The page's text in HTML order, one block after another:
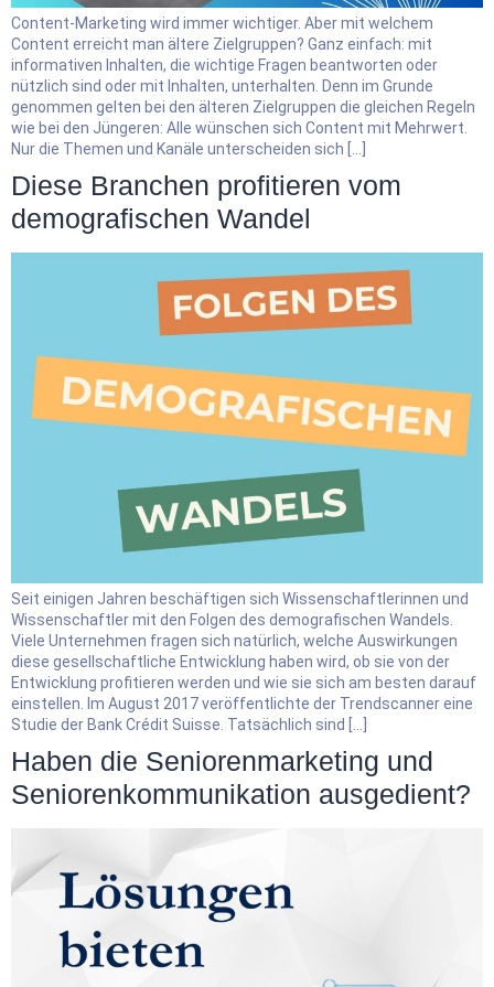
Content-Marketing wird immer wichtiger. Aber mit welchem
Content erreicht man ältere Zielgruppen? Ganz einfach: mit
informativen Inhalten, die wichtige Fragen beantworten oder
nützlich sind oder mit Inhalten, unterhalten. Denn im Grunde
genommen gelten bei den älteren Zielgruppen die gleichen Regeln
wie bei den Jüngeren: Alle wünschen sich Content mit Mehrwert.
Nur die Themen und Kanäle unterscheiden sich […]
Diese Branchen profitieren vom
demografischen Wandel
Seit einigen Jahren beschäftigen sich Wissenschaftlerinnen und
Wissenschaftler mit den Folgen des demografischen Wandels.
Viele Unternehmen fragen sich natürlich, welche Auswirkungen
diese gesellschaftliche Entwicklung haben wird, ob sie von der
Entwicklung profitieren werden und wie sie sich am besten darauf
einstellen. Im August 2017 veröffentlichte der Trendscanner eine
Studie der Bank Crédit Suisse. Tatsächlich sind […]
Haben die Seniorenmarketing und
Seniorenkommunikation ausgedient?